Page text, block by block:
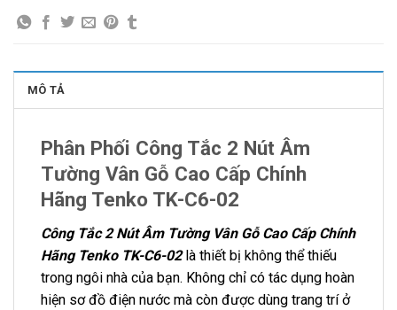
MÔ TẢ
Phân Phối Công Tắc 2 Nút Âm
Tường Vân Gỗ Cao Cấp Chính
Hãng Tenko TK-C6-02
Công Tắc 2 Nút Âm Tường Vân Gỗ Cao Cấp Chính
Hãng Tenko TK-C6-02là thiết bị không thể thiếu
trong ngôi nhà của bạn. Không chỉ có tác dụng hoàn
hiện sơ đồ điện nước mà còn được dùng trang trí ở